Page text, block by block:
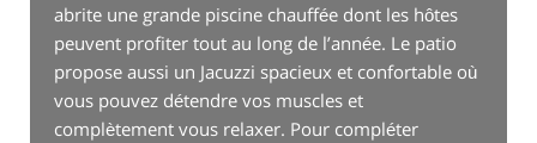
abrite une grande piscine chauffée dont les hôtes
peuvent profiter tout au long de l’année. Le patio
propose aussi un Jacuzzi spacieux et confortable où
vous pouvez détendre vos muscles et
complètement vous relaxer. Pour compléter